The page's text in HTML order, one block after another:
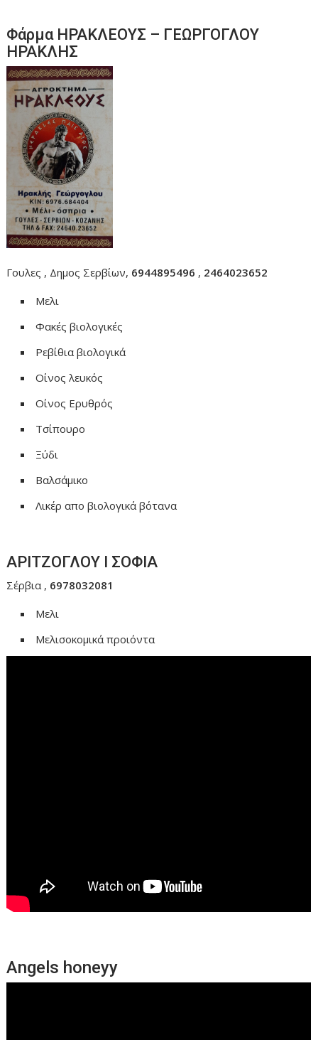
Φάρμα ΗΡΑΚΛΕΟΥΣ – ΓΕΩΡΓΟΓΛΟΥ
ΗΡΑΚΛΗΣ
Γουλες , Δημος Σερβίων, 6944895496 , 2464023652
Μελι
Φακές βιολογικές
Ρεβίθια βιολογικά
Οίνος λευκός
Οίνος Ερυθρός
Τσίπουρο
Ξύδι
Βαλσάμικο
Λικέρ απο βιολογικά βότανα
ΑΡΙΤΖΟΓΛΟΥ Ι ΣΟΦΙΑ
Σέρβια , 6978032081
Μελι
Μελισοκομικά προιόντα
Angels honeyy